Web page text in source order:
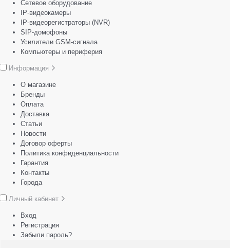
Сетевое оборудование
IP-видеокамеры
IP-видеорегистраторы (NVR)
SIP-домофоны
Усилители GSM-сигнала
Компьютеры и периферия
Информация
О магазине
Бренды
Оплата
Доставка
Статьи
Новости
Договор оферты
Политика конфиденциальности
Гарантия
Контакты
Города
Личный кабинет
Вход
Регистрация
Забыли пароль?